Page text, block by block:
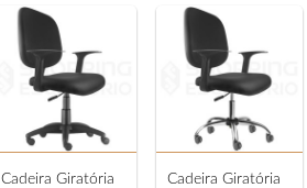
Cadeira Giratória
Cadeira Giratória